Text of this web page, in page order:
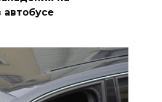
автобусе